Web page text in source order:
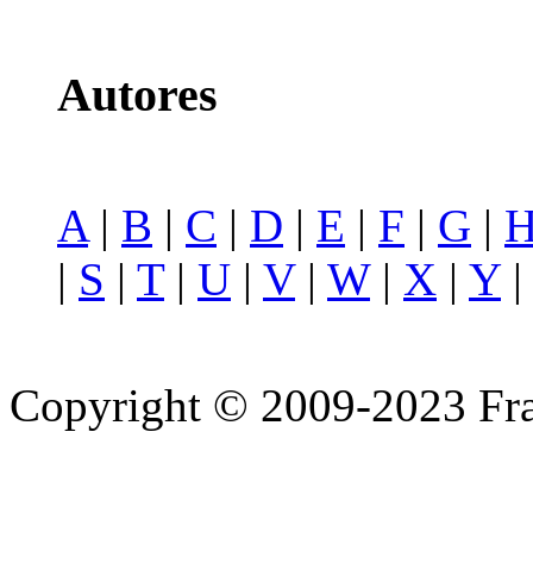
Autores
A | B | C | D | E | F | G |
| S | T| U | V| W| X | Y|
Copyright © 2009-2023